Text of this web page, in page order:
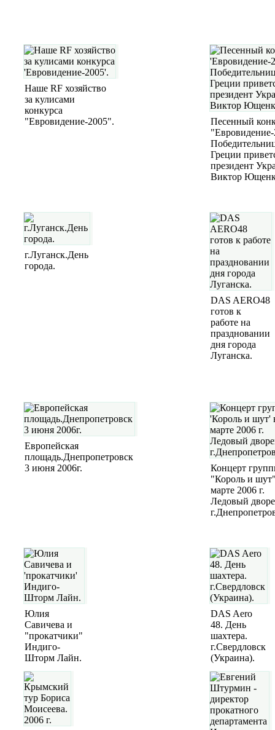
Наше RF хозяйство
за кулисами
конкурса
"Евровидение-2005".
Песенный
Греции
президент
Виктор
г.Луганск.День
города.
DAS AERO48
готов к
работе на
праздновании
дня города
Луганска.
Европейская
площадь.Днепропетровск
3 июня 2006г.
Концерт
"Король и
марте 2006 г.
Ледовый
Юлия
Савичева и
"прокатчики"
Индиго-
Шторм Лайн.
DAS Aero
48. День
шахтера.
г.Свердловск
(Украина).